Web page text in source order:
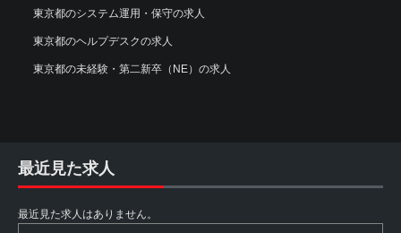
東京都のシステム運用・保守の求人
東京都のヘルプデスクの求人
東京都の未経験・第二新卒（NE）の求人
最近見た求人
最近見た求人はありません。